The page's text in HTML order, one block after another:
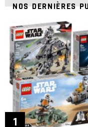
NOS DERNIÈRES